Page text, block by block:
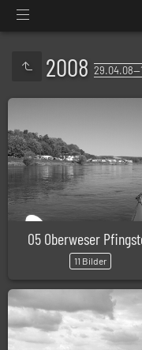
2008
05 Oberweser
11 Bilder